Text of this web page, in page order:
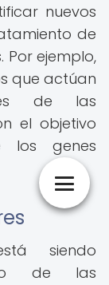
nuevos
de
ejemplo,
que actúan
de las
el objetivo
los genes
siendo
de las